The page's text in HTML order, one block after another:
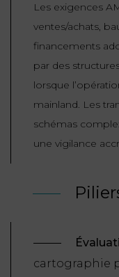
DE
L’IMMIGRATION
DROIT
DE
Les exigences
ventes/achats,
financements
par des
lorsque
mainland. Les
schémas
une vigilance
É
cartographie